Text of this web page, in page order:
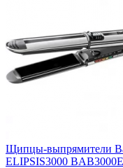
Щипцы-выпрямители
ELIPSIS3000